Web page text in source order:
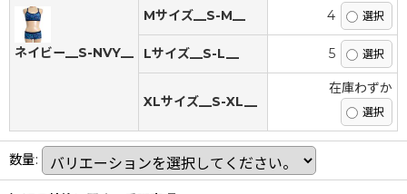
ネイビー__S-NVY__
Mサイズ__S-M__ 4
Lサイズ__S-L__ 5
XLサイズ__S-XL__
在庫わずか
数量: